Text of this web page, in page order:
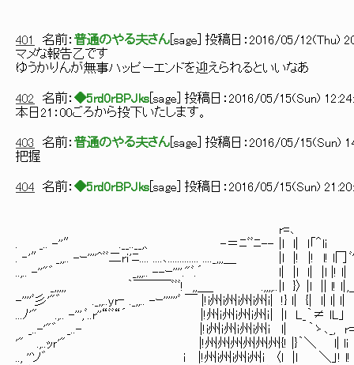
401 名前： 普通のやる夫さん sage ] 投稿日： 2016/05/12(Thu)
マメな報告乙です
ゆうかりんが無事ハッピーエンドを迎えられるといいなあ
402 名前： ◆5rd0rBPJks sage ] 投稿日： 2016/05/15(Sun)
本日21：00ごろから投下いたします。
403 名前： 普通のやる夫さん sage ] 投稿日： 2016/05/15(Sun)
把握
404 名前： ◆5rd0rBPJks sage ] 投稿日： 2016/05/15(Sun)
r=､ r
. _.. -''″ .__..__,、 -＝ﾆﾞﾞﾆ-- |l l| l「＾li .'｀-
. ‐'″ _,,.. -ｰ''''^ﾞﾞ二rｉ'ﾆ.... ....､............. ...._,,,＿ |l |! |! l! l冂
..,.. -''"゛ _,,,.. --ｰ''''."ﾞ.´ l| |l l| |l |! l|
_,,,,, ｀￣￣￣ﾞﾞﾞ! ,,＿_ .,,,,.. |l }〉 |l || l! l| ,＿,i-
-''''ﾞ彡'"゛ ._,,..yr‐ ._,,.. -ｰ''''''ﾞ ￣ |!i州i州i州i州i| !} l|
...ﾉ'" .,.. -''',ﾞ..r''“ﾞﾞ“´ |!州ｉ州ｉ州ｉ州ｉ| |l L_｀≠ lL
_..-'"゛ _..- |!i州ｉ州ｉ州i州i l| ｀ゝ､_,
'" .,..ｯｒ'" |!州州州州州州{! |}
.., ''ソ゛ i |!州i州i州i州ｉ 〈l |l ＼」! l! .|| |